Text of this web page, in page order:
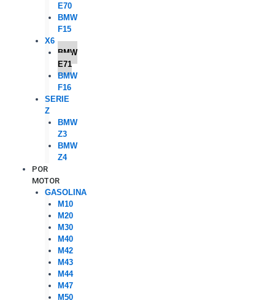
E70
BMW
F15
X6
BMW
E71
BMW
F16
SERIE
Z
BMW
Z3
BMW
Z4
POR
MOTOR
GASOLINA
M10
M20
M30
M40
M42
M43
M44
M47
M50